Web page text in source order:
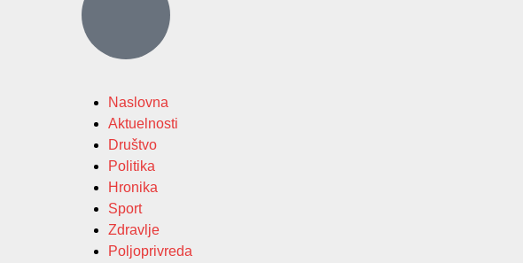
Naslovna
Aktuelnosti
Društvo
Politika
Hronika
Sport
Zdravlje
Poljoprivreda